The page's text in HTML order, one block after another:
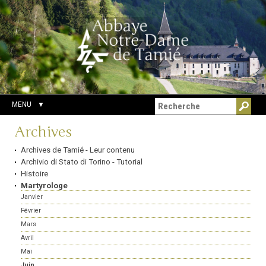
Aller
au
contenu.
|
Aller
à
la
navigation
Outils
personnels
Chercher par
Recherche
avancée…
MENU
Navigation
Archives
Archives de Tamié - Leur contenu
Archivio di Stato di Torino - Tutorial
Histoire
Martyrologe
Janvier
Février
Mars
Avril
Mai